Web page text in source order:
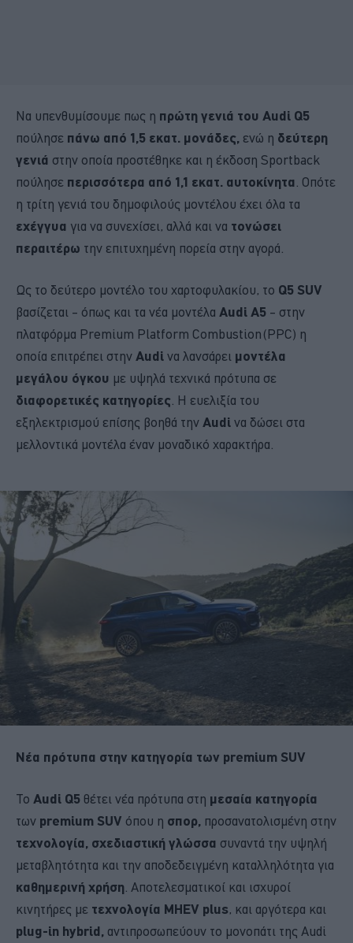
Να υπενθυμίσουμε πως η πρώτη γενιά του Audi Q5
πούλησε πάνω από 1,5 εκατ. μονάδες, ενώ η δεύτερη
γενιά στην οποία προστέθηκε και η έκδοση Sportback
πούλησε περισσότερα από 1,1 εκατ. αυτοκίνητα . Οπότε
η τρίτη γενιά του δημοφιλούς μοντέλου έχει όλα τα
εχέγγυα για να συνεχίσει, αλλά και να τονώσει
περαιτέρω την επιτυχημένη πορεία στην αγορά.
Ως το δεύτερο μοντέλο του χαρτοφυλακίου, το Q5 SUV
βασίζεται – όπως και τα νέα μοντέλα Audi A5 – στην
πλατφόρμα Premium Platform Combustion (PPC) η
οποία επιτρέπει στην Audi να λανσάρει μοντέλα
μεγάλου όγκου με υψηλά τεχνικά πρότυπα σε
διαφορετικές κατηγορίες . Η ευελιξία του
εξηλεκτρισμού επίσης βοηθά την Audi να δώσει στα
μελλοντικά μοντέλα έναν μοναδικό χαρακτήρα.
Νέα πρότυπα στην κατηγορία των premium SUV
Το Audi Q5 θέτει νέα πρότυπα στη μεσαία κατηγορία
των premium SUV όπου η σπορ, προσανατολισμένη στην
τεχνολογία, σχεδιαστική γλώσσα συναντά την υψηλή
μεταβλητότητα και την αποδεδειγμένη καταλληλότητα για
καθημερινή χρήση . Αποτελεσματικοί και ισχυροί
κινητήρες με τεχνολογία MHEV plus, και αργότερα και
plug-in hybrid, αντιπροσωπεύουν το μονοπάτι της Audi